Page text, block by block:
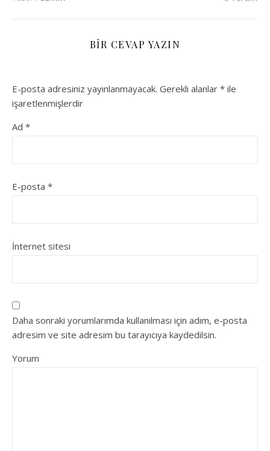
BIR CEVAP YAZIN
E-posta adresiniz yayınlanmayacak. Gerekli alanlar * ile
işaretlenmişlerdir
Ad *
E-posta *
İnternet sitesi
Daha sonraki yorumlarımda kullanılması için adım, e-posta
adresim ve site adresim bu tarayıcıya kaydedilsin.
Yorum